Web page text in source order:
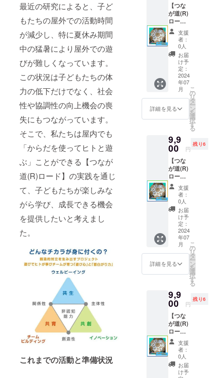
最近の研究によると、子ど
もたちの屋外での活動時間
が減少し、特に夏休み期間
中の猛暑により屋外での遊
びが難しくなっています。
この状況は子どもたちの体
力の低下だけでなく、社会
性や協調性の向上機会の喪
失にもつながっています。
そこで、私たちは屋内でも
「からだを使ってヒトと遊
ぶ」ことができる【つなが
道(R)ロード】の実践を通じ
て、子どもたちが楽しみな
がら学び、成長できる機会
を提供したいと考えまし
た。
これまでの活動と準備状況
【つな
が道(R)
ロー
ド】『2
セッ
ト』3日
間貸
出：
7/30(火)
8/1(木)
＋往復
送料を
含む
支援
者：
0人
お届
け予
定：
2024
年07
月
詳細を見る
こ
の
リ
タ
ー
ン
を
選
択
す
る
9,9
00 円
残り6
【つな
が道(R)
ロー
ド】『2
セッ
ト』3日
間貸
出：
8/6(火)
8/8(木)
＋往復
送料を
含む
支援
者：
0人
お届
け予
定：
2024
年07
月
詳細を見る
こ
の
リ
タ
ー
ン
を
選
択
す
る
9,9
00 円
残り6
【つな
が道(R)
ロー
ド】『2
セッ
ト』3日
間貸
出：
支援
者：
0人
お届
け予